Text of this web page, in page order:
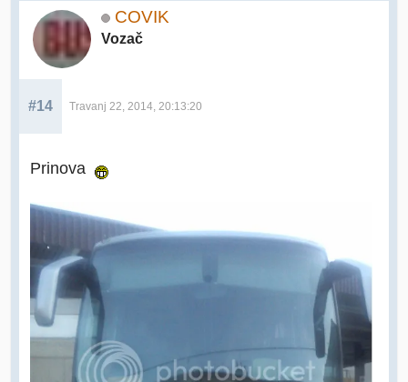
COVIK
Vozač
#14 Travanj 22, 2014, 20:13:20
Prinova